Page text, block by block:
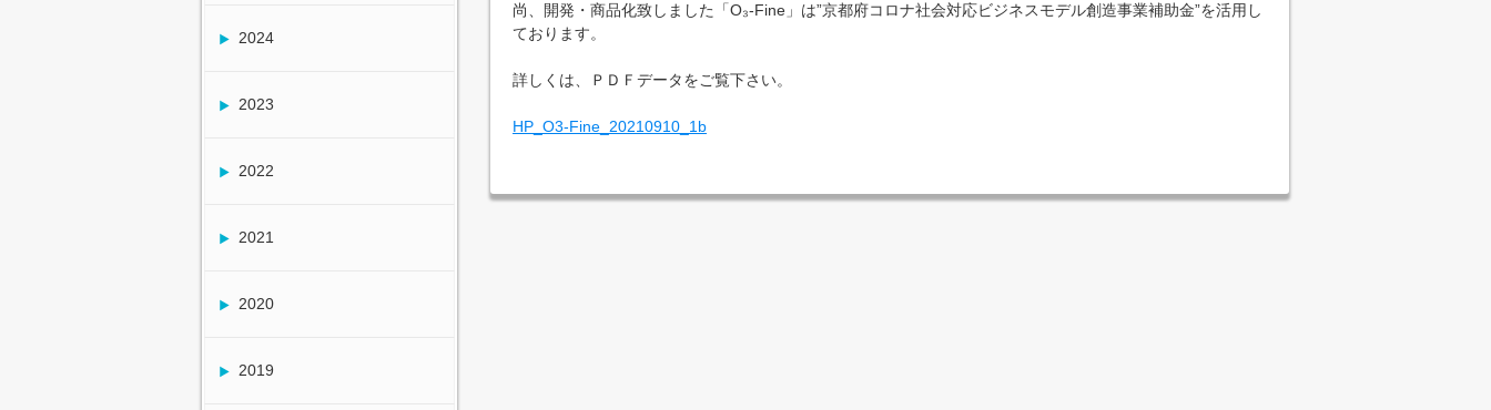
2024
2023
2022
2021
2020
2019
尚、開発・商品化致しました「O₃-Fine」は”京都府コロナ社会対応ビジネスモデル創造事業補助金”を活用し
ております。
詳しくは、ＰＤＦデータをご覧下さい。
HP_O3-Fine_20210910_1b